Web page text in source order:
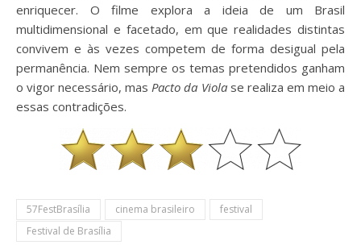
enriquecer. O filme explora a ideia de um Brasil
multidimensional e facetado, em que realidades distintas
convivem e às vezes competem de forma desigual pela
permanência. Nem sempre os temas pretendidos ganham
o vigor necessário, masPacto da Violase realiza em meio a
essas contradições.
57FestBrasília cinema brasileiro
festival
Festival de Brasília